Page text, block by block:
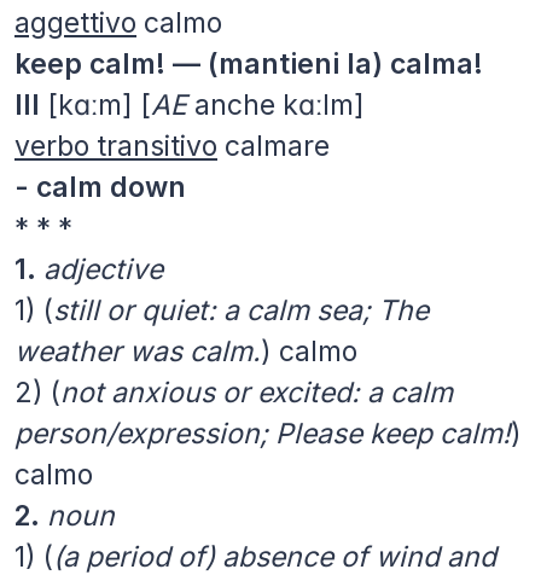
aggettivo calmo
keep calm! — (mantieni la) calma!
III [kɑːm] [AEanche kɑːlm]
verbo transitivo calmare
- calm down
* * *
1. adjective
1) (still or quiet: a calm sea; The
weather was calm.) calmo
2) (not anxious or excited: a calm
person/expression; Please keep calm!)
calmo
2. noun
1) ((a period of) absence of wind and